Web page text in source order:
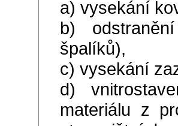
a) vysekání
b)
špalíků),
c) vysekání
d)
materiálu z